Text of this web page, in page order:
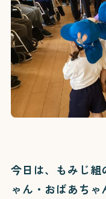
今日は、もみじ組
ゃん・おばあちゃ